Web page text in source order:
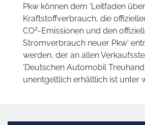
Pkw können dem 'Leitfaden
Kraftstoffverbrauch, die
CO2-Emissionen und den
Stromverbrauch neuer Pkw'
werden, der an allen
'Deutschen Automobil
unentgeltlich erhältlich ist unter